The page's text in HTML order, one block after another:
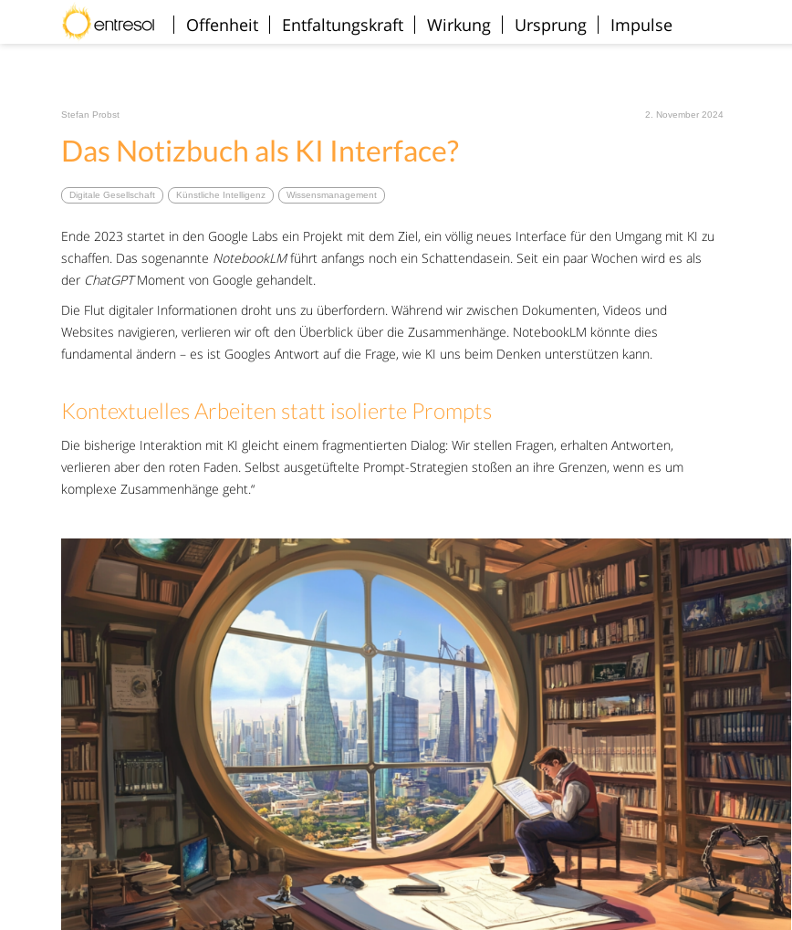
Willkommen
Offenheit Entfaltungskraft Wirkung Ursprung Impulse
Stefan Probst 2. November 2024
Das Notizbuch als KI Interface?
Digitale Gesellschaft Künstliche Intelligenz Wissensmanagement
Ende 2023 startet in den Google Labs ein Projekt mit dem Ziel, ein völlig neues Interface für den Umgang mit KI zu
schaffen. Das sogenannte NotebookLMführt anfangs noch ein Schattendasein. Seit ein paar Wochen wird es als
der ChatGPTMoment von Google gehandelt.
Die Flut digitaler Informationen droht uns zu überfordern. Während wir zwischen Dokumenten, Videos und
Websites navigieren, verlieren wir oft den Überblick über die Zusammenhänge. NotebookLM könnte dies
fundamental ändern – es ist Googles Antwort auf die Frage, wie KI uns beim Denken unterstützen kann.
Kontextuelles Arbeiten statt isolierte Prompts
Die bisherige Interaktion mit KI gleicht einem fragmentierten Dialog: Wir stellen Fragen, erhalten Antworten,
verlieren aber den roten Faden. Selbst ausgetüftelte Prompt-Strategien stoßen an ihre Grenzen, wenn es um
komplexe Zusammenhänge geht.“